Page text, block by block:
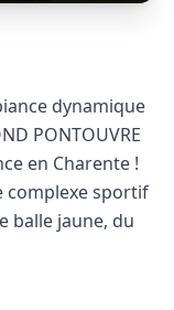
dynamique
PONTOUVRE
en Charente !
complexe sportif
balle jaune, du